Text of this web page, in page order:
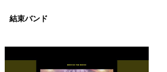
結束バンド